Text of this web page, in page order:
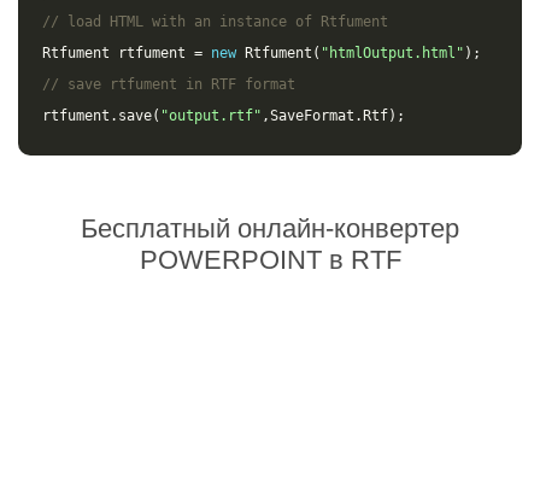
// load HTML with an instance of Rtfument
Rtfument
rtfument = new Rtfument ( "htmlOutput.html" );
// save rtfument in RTF format
rtfument . save( "output.rtf" ,SaveFormat . Rtf);
Бесплатный онлайн-конвертер
POWERPOINT в RTF